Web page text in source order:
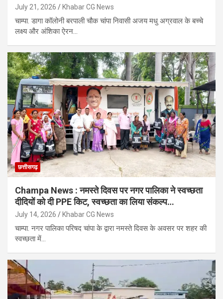
July 21, 2026 Khabar CG News
चाम्पा. डागा कॉलोनी बरपाली चौक चांपा निवासी अजय मधु अग्रवाल के बच्चे
लक्ष्य और अंशिका ऐरन…
छत्तीसगढ़
Champa News : नमस्ते दिवस पर नगर पालिका ने स्वच्छता
दीदियों को दी PPE किट, स्वच्छता का लिया संकल्प…
July 14, 2026 Khabar CG News
चाम्पा. नगर पालिका परिषद चांपा के द्वारा नमस्ते दिवस के अवसर पर शहर की
स्वच्छता में…